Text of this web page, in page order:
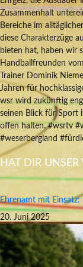
Zusammenhalt
Bereiche im
diese Charakterzüge
bieten hat, haben wir
Handballfreunden
Trainer Dominik
Jahren für
wsr wird zukünftig
seinen Blick für Sport
offen halten. #wsrtv
#weserbergland
HAT DIR UNSER
Ehrenamt mit
20. Juni 2025